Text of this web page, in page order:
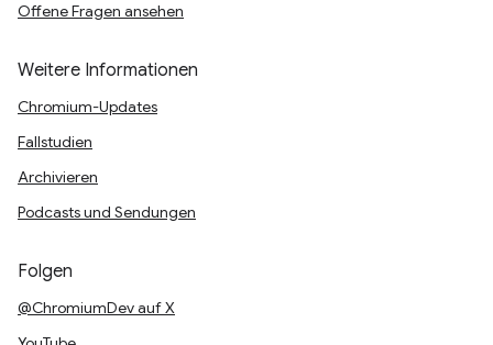
Offene Fragen ansehen
Weitere Informationen
Chromium-Updates
Fallstudien
Archivieren
Podcasts und Sendungen
Folgen
@ChromiumDev auf X